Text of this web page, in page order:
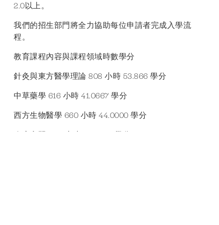
2.0以上。
我們的招生部門將全力協助每位申請者完成入學流
程。
教育課程內容與課程領域時數學分
針灸與東方醫學理論 808 小時 53.866 學分
中草藥學 616 小時 41.0667 學分
西方生物醫學 660 小時 44.0000 學分
臨床實習 990 小時 30.0000 學分